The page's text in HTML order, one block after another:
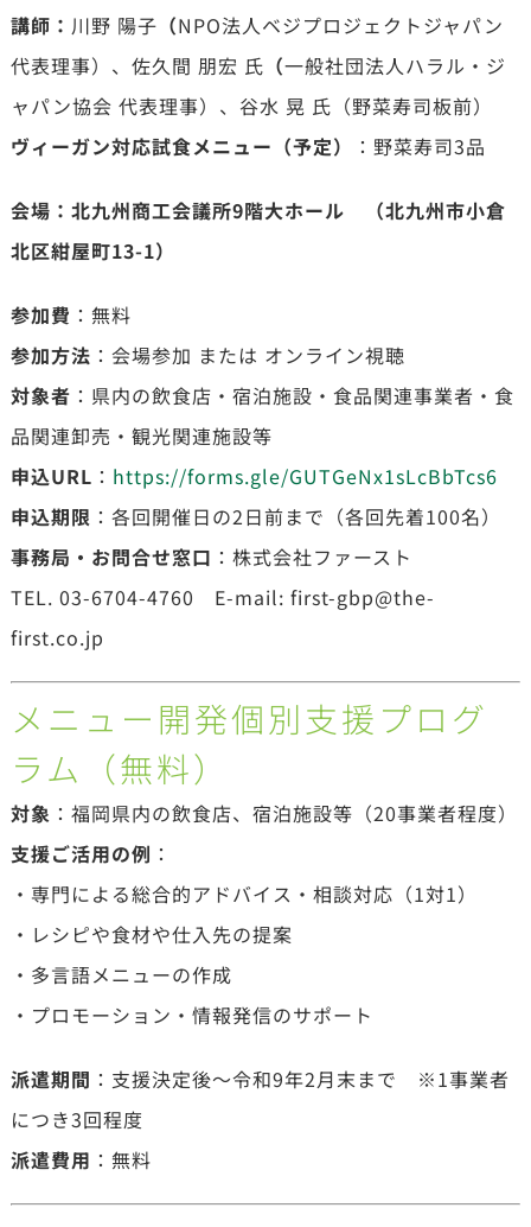
講師： 川野 陽子 （NPO法人ベジプロジェクトジャパン
代表理事）、佐久間 朋宏 氏 （一般社団法人ハラル・ジ
ャパン協会 代表理事）、谷水 晃 氏（野菜寿司板前）
ヴィーガン対応試食メニュー（予定）
：野菜寿司3品
会場：北九州商工会議所9階大ホール （北九州市小倉
北区紺屋町13-1）
参加費 ：無料
参加方法 ：会場参加 または オンライン視聴
対象者 ：県内の飲食店・宿泊施設・食品関連事業者・食
品関連卸売・観光関連施設等
申込URL ： https://forms.gle/GUTGeNx1sLcBbTcs6
申込期限 ：各回開催日の2日前まで（各回先着100名）
事務局・お問合せ窓口 ：株式会社ファースト
TEL. 03-6704-4760 E-mail: first-gbp@the-
first.co.jp
メニュー開発個別支援プログ
ラム（無料）
対象 ：福岡県内の飲食店、宿泊施設等（20事業者程度）
支援ご活用の例 ：
・専門による総合的アドバイス・相談対応（1対1）
・レシピや食材や仕入先の提案
・多言語メニューの作成
・プロモーション・情報発信のサポート
派遣期間 ：支援決定後～令和9年2月末まで ※1事業者
につき3回程度
派遣費用 ：無料